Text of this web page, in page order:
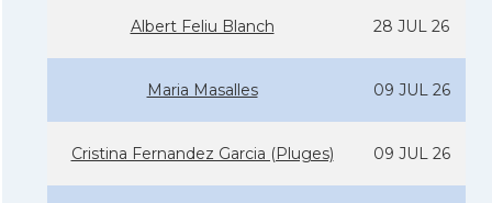
Albert Feliu Blanch 28 JUL 26
Maria Masalles 09 JUL 26
Cristina Fernandez Garcia (Pluges) 09 JUL 26